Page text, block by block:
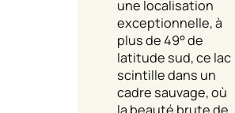
une localisation
exceptionnelle, à
plus de 49° de
latitude sud, ce lac
scintille dans un
cadre sauvage, où
la beauté brute de